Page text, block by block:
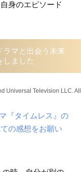
身のエピソード
ラマと出会う未来
しました
Universal Television LLC. All
『タイムレス』の
の感想をお願い